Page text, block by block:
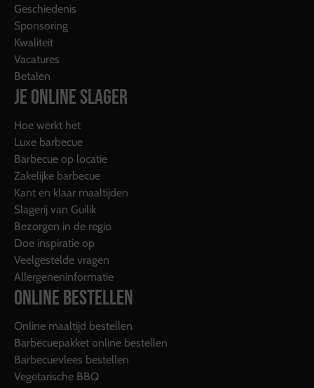
Geschiedenis
Sponsoring
Kwaliteit
Vacatures
Betalen
JE ONLINE SLAGER
Hoe werkt het
Luxe barbecue
Barbecue op locatie
Zakelijke barbecue
Kant en klaar maaltijden
Slagerij van Guilik
Bezorgen in de regio
Doe inspiratie op
Veelgestelde vragen
Allergeneninformatie
ONLINE BESTELLEN
Online maaltijd bestellen
Barbecuepakket online bestellen
Barbecuevlees bestellen
Vegetarische BBQ